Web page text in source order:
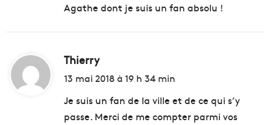
Agathe dont je suis un fan absolu !
Thierryd
i
13 mai 2018 à 19 h 34 min
Je suis un fan de la ville et de ce qui s’y
passe. Merci de me compter parmi vos